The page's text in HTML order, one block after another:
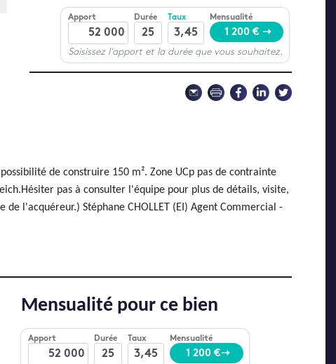
de construire 150 m². Zone UCp pas de contrainte
pas à consulter l'équipe pour plus de détails, visite,
l'acquéreur.) Stéphane CHOLLET (EI) Agent Commercial -
Mensualité pour ce bien